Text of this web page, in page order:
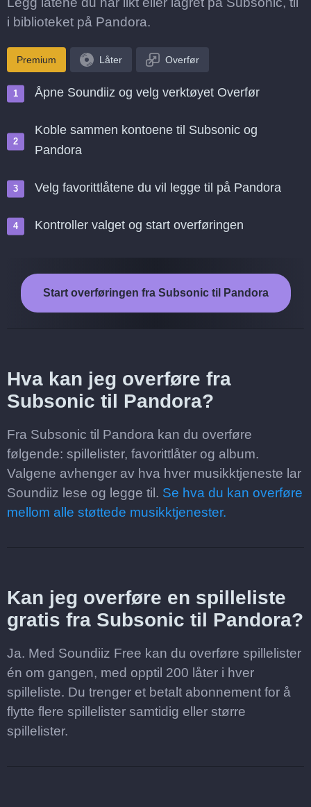
i biblioteket på Pandora.
Premium Låter Overfør
Åpne Soundiiz og velg verktøyet Overfør
Koble sammen kontoene til Subsonic og
Pandora
Velg favorittlåtene du vil legge til på Pandora
Kontroller valget og start overføringen
Start overføringen fra Subsonic til Pandora
Hva kan jeg overføre fra
Subsonic til Pandora?
Fra Subsonic til Pandora kan du overføre
følgende: spillelister, favorittlåter og album.
Valgene avhenger av hva hver musikktjeneste lar
Soundiiz lese og legge til. Se hva du kan overføre
mellom alle støttede musikktjenester.
Kan jeg overføre en spilleliste
gratis fra Subsonic til Pandora?
Ja. Med Soundiiz Free kan du overføre spillelister
én om gangen, med opptil 200 låter i hver
spilleliste. Du trenger et betalt abonnement for å
flytte flere spillelister samtidig eller større
spillelister.